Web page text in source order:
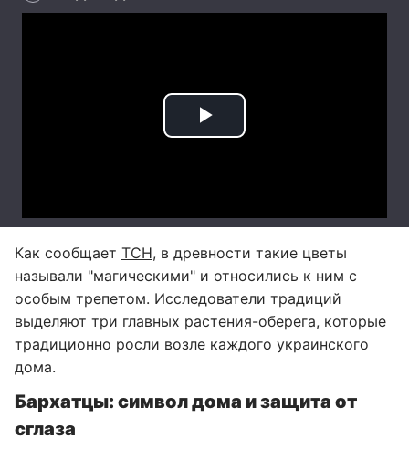
Как сообщает ТСН, в древности такие цветы
называли "магическими" и относились к ним с
особым трепетом. Исследователи традиций
выделяют три главных растения-оберега, которые
традиционно росли возле каждого украинского
дома.
Бархатцы: символ дома и защита от
сглаза